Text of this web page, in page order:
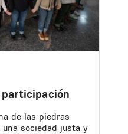
de las piedras
sociedad justa y